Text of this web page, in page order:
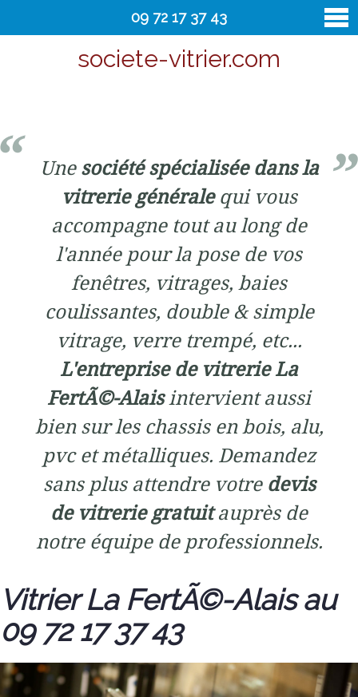
09 72 17 37 43
societe-vitrier.com
Unesociété spécialisée dans la
vitrerie généralequi vous
accompagne tout au long de
l'année pour la pose de vos
fenêtres, vitrages, baies
coulissantes, double & simple
vitrage, verre trempé, etc...
L'entreprise de vitrerie La
FertÃ©-Alaisintervient aussi
bien sur les chassis en bois, alu,
pvc et métalliques. Demandez
sans plus attendre votre devis
de vitrerie gratuitauprès de
notre équipe de professionnels.
Vitrier La FertÃ©-Alais au
09 72 17 37 43